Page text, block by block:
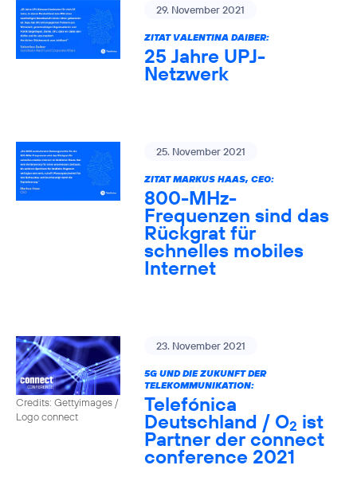
29. November 2021
ZITAT VALENTINA DAIBER:
25 Jahre UPJ-
Netzwerk
25. November 2021
ZITAT MARKUS HAAS, CEO:
800-MHz-
Frequenzen sind das
Rückgrat für
schnelles mobiles
Internet
Credits: Gettyimages /
Logo connect
23. November 2021
5G UND DIE ZUKUNFT DER
TELEKOMMUNIKATION:
Telefónica
Deutschland / O2 ist
Partner der connect
conference 2021